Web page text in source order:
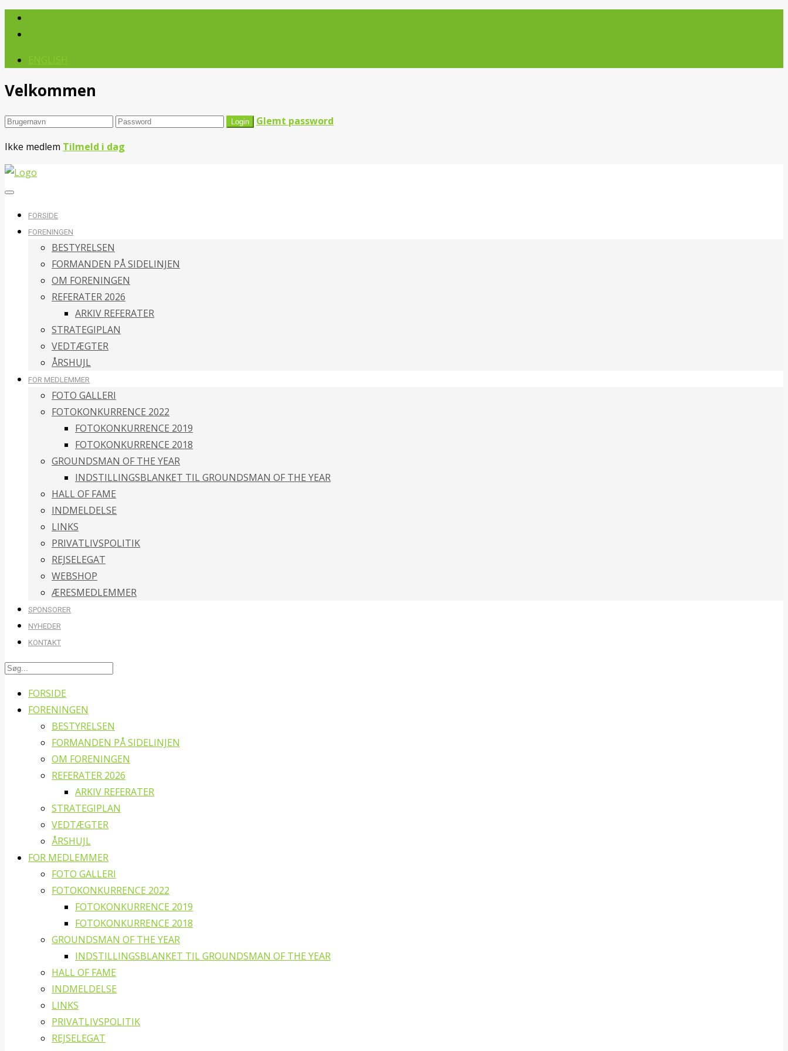
Velkommen
Glemt password
Ikke medlem Tilmeld i dag
FORSIDE
FORENINGEN
BESTYRELSEN
FORMANDEN PÅ SIDELINJEN
OM FORENINGEN
REFERATER 2026
ARKIV REFERATER
STRATEGIPLAN
VEDTÆGTER
ÅRSHUJL
FOR MEDLEMMER
FOTO GALLERI
FOTOKONKURRENCE 2022
FOTOKONKURRENCE 2019
FOTOKONKURRENCE 2018
GROUNDSMAN OF THE YEAR
INDSTILLINGSBLANKET TIL GROUNDSMAN OF THE YEAR
HALL OF FAME
INDMELDELSE
LINKS
PRIVATLIVSPOLITIK
REJSELEGAT
WEBSHOP
ÆRESMEDLEMMER
SPONSORER
NYHEDER
KONTAKT
FORSIDE
FORENINGEN
BESTYRELSEN
FORMANDEN PÅ SIDELINJEN
OM FORENINGEN
REFERATER 2026
ARKIV REFERATER
STRATEGIPLAN
VEDTÆGTER
ÅRSHUJL
FOR MEDLEMMER
FOTO GALLERI
FOTOKONKURRENCE 2022
FOTOKONKURRENCE 2019
FOTOKONKURRENCE 2018
GROUNDSMAN OF THE YEAR
INDSTILLINGSBLANKET TIL GROUNDSMAN OF THE YEAR
HALL OF FAME
INDMELDELSE
LINKS
PRIVATLIVSPOLITIK
REJSELEGAT